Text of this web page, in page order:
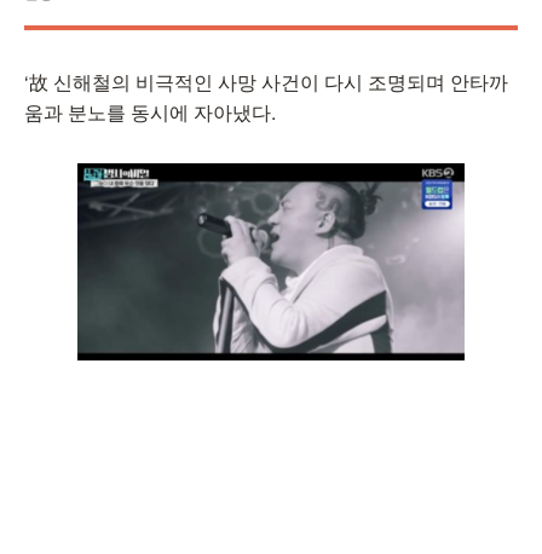
‘故 신해철의 비극적인 사망 사건이 다시 조명되며 안타까
움과 분노를 동시에 자아냈다.